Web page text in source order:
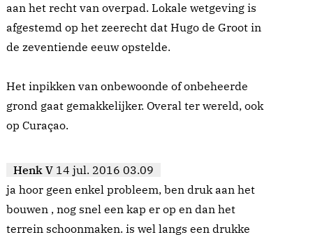
aan het recht van overpad. Lokale wetgeving is
afgestemd op het zeerecht dat Hugo de Groot in
de zeventiende eeuw opstelde.
Het inpikken van onbewoonde of onbeheerde
grond gaat gemakkelijker. Overal ter wereld, ook
op Curaçao.
Henk V 14 jul. 2016 03.09
ja hoor geen enkel probleem, ben druk aan het
bouwen , nog snel een kap er op en dan het
terrein schoonmaken. is wel langs een drukke